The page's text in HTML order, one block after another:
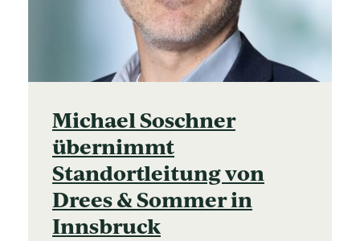
Michael Soschner
übernimmt
Standortleitung von
Drees & Sommer in
Innsbruck